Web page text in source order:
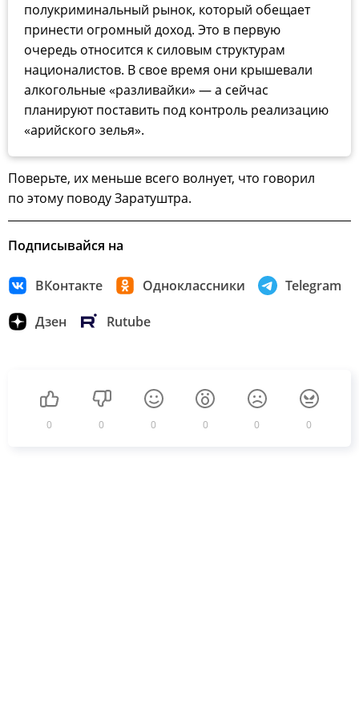
полукриминальный рынок, который обещает
принести огромный доход. Это в первую
очередь относится к силовым структурам
националистов. В свое время они крышевали
алкогольные «разливайки» — а сейчас
планируют поставить под контроль реализацию
«арийского зелья».
Поверьте, их меньше всего волнует, что говорил
по этому поводу Заратуштра.
Подписывайся на
ВКонтакте Одноклассники Telegram
Дзен Rutube
0 0 0 0 0 0